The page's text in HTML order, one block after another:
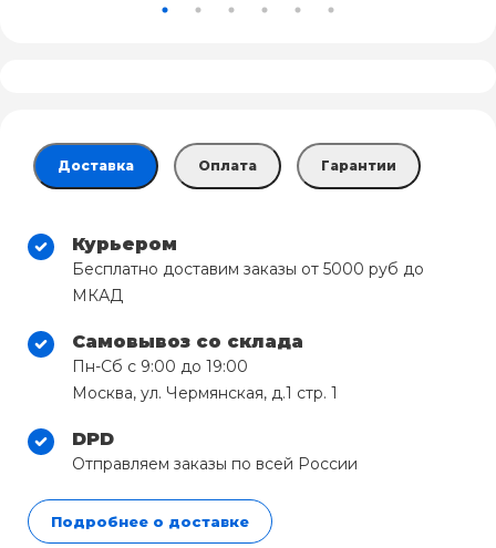
Доставка Оплата Гарантии
Курьером
Бесплатно доставим заказы от 5000 руб до
МКАД
Самовывоз со склада
Пн-Сб с 9:00 до 19:00
Москва, ул. Чермянская, д.1 стр. 1
DPD
Отправляем заказы по всей России
Подробнее о доставке